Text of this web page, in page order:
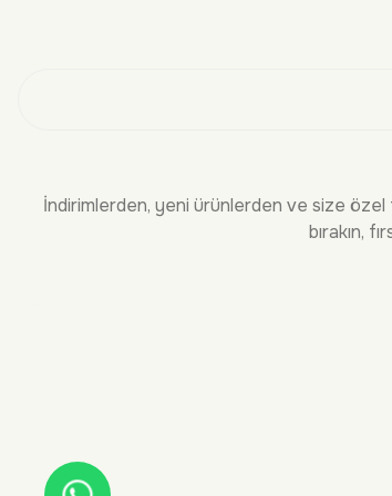
İndirimlerden, yeni ürünlerden ve size
bırakın,